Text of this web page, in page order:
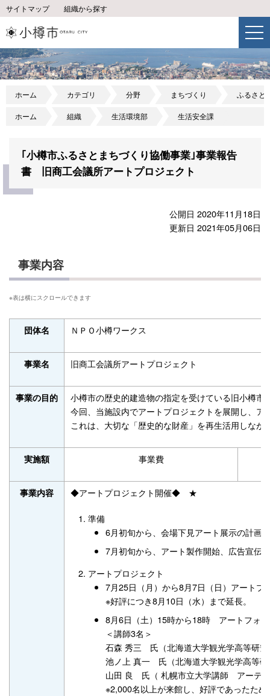
サイトマップ 組織から探す
ホーム カテゴリ 分野 まちづくり ふるさと
ホーム 組織 生活環境部 生活安全課
｢小樽市ふるさとまちづくり協働事業｣事業報告
書 旧商工会議所アートプロジェクト
公開日 2020年11月18日
更新日 2021年05月06日
事業内容
団体名 ＮＰＯ小樽ワークス
事業名 旧商工会議所アートプロジェクト
事業の目的
小樽市の歴史的建造物の指定を受けている旧小樽
今回、当施設内でアートプロジェクトを展開し、
これは、大切な「歴史的な財産」を再生活用しな
実施額 事業費
事業内容 ◆アートプロジェクト開催◆ ★
準備
6月初旬から、会場下見アート展示の計画
7月初旬から、アート製作開始、広告宣伝
アートプロジェクト
7月25日（月）から8月7日（日）アートプ
※好評につき8月10日（水）まで延長。
8月6日（土）15時から18時 アートフォ
＜講師3名＞
石森 秀三 氏（北海道大学観光学高等研
池ノ上 真一 氏（北海道大学観光学高等研
山田 良 氏（ 札幌市立大学講師 アーテ
※2,000名以上が来館し、好評であったた